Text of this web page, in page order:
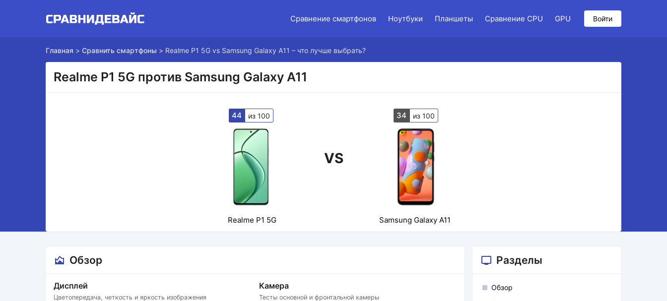
Сравнение смартфонов Ноутбуки Планшеты Сравнение CPU GPU Войти
Главная > Сравнить смартфоны > Realme P1 5G vs Samsung Galaxy A11 – что лучше выбрать?
Realme P1 5G против Samsung Galaxy A11
44 из 100
VS
34 из 100
Realme P1 5G Samsung Galaxy A11
Обзор
Дисплей
Цветопередача, четкость и яркость изображения
Камера
Тесты основной и фронтальной камеры
Разделы
Обзор